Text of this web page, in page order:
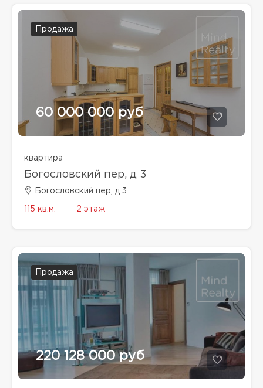
Продажа
60 000 000 руб
квартира
Богословский пер, д 3
Богословский пер, д 3
115 кв.м. 2 этаж
Продажа
220 128 000 руб